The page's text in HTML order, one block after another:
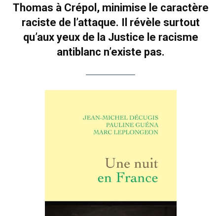
Thomas à Crépol, minimise le caractère
raciste de l’attaque. Il révèle surtout
qu’aux yeux de la Justice le racisme
antiblanc n’existe pas.